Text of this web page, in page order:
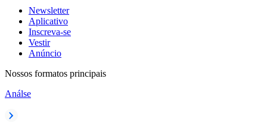
Newsletter
Aplicativo
Inscreva-se
Vestir
Anúncio
Nossos formatos principais
Análse